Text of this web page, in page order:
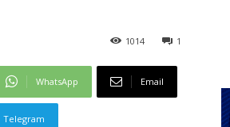
1
1014
WhatsApp Email
Telegram